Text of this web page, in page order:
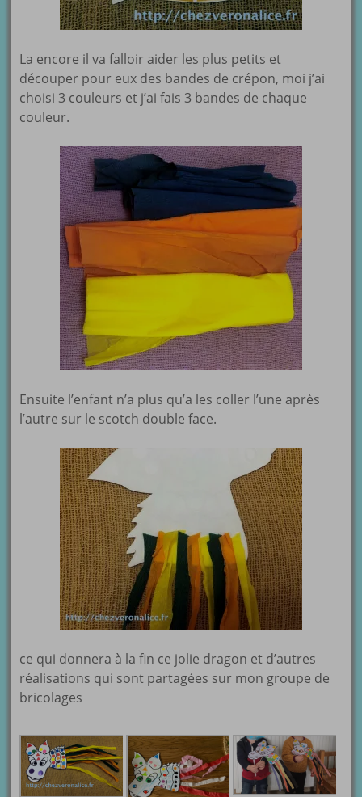
La encore il va falloir aider les plus petits et
découper pour eux des bandes de crépon, moi j’ai
choisi 3 couleurs et j’ai fais 3 bandes de chaque
couleur.
Ensuite l’enfant n’a plus qu’a les coller l’une après
l’autre sur le scotch double face.
ce qui donnera à la fin ce jolie dragon et d’autres
réalisations qui sont partagées sur mon groupe de
bricolages